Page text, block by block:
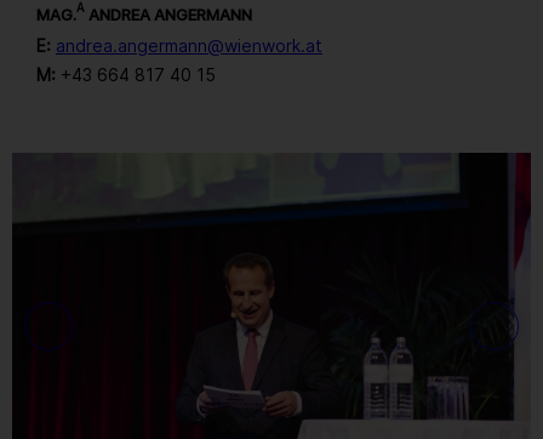
MAG.A ANDREA ANGERMANN
E: andrea.angermann@wienwork.at
M: +43 664 817 40 15